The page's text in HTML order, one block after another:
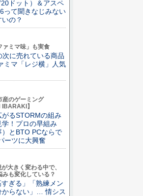
ドット）＆アスペ
って聞きなじみない
の？
ァミマ味」も実食
次に売れている商品
ミマ「レジ横」人気
産のゲーミング
】
がるSTORMの組み
学！プロの早組み
）とBTO PCならで
ーツに大興奮
大きく変わる中で、
みも変化している？
すぎる」「熟練メン
からない」… 情シス